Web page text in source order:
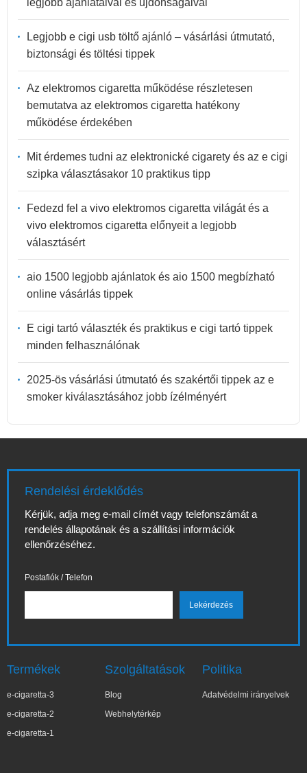
legjobb ajánlataival és újdonságaival
Legjobb e cigi usb töltő ajánló – vásárlási útmutató,
biztonsági és töltési tippek
Az elektromos cigaretta működése részletesen
bemutatva az elektromos cigaretta hatékony
működése érdekében
Mit érdemes tudni az elektronické cigarety és az e cigi
szipka választásakor 10 praktikus tipp
Fedezd fel a vivo elektromos cigaretta világát és a
vivo elektromos cigaretta előnyeit a legjobb
választásért
aio 1500 legjobb ajánlatok és aio 1500 megbízható
online vásárlás tippek
E cigi tartó választék és praktikus e cigi tartó tippek
minden felhasználónak
2025-ös vásárlási útmutató és szakértői tippek az e
smoker kiválasztásához jobb ízélményért
Rendelési érdeklődés
Kérjük, adja meg e-mail címét vagy telefonszámát a
rendelés állapotának és a szállítási információk
ellenőrzéséhez.
Postafiók / Telefon
Termékek
e-cigaretta-3
e-cigaretta-2
e-cigaretta-1
Szolgáltatások
Blog
Webhelytérkép
Politika
Adatvédelmi irányelvek